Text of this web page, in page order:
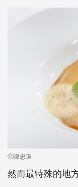
Ⓒ謝忠道
然而最特殊的地